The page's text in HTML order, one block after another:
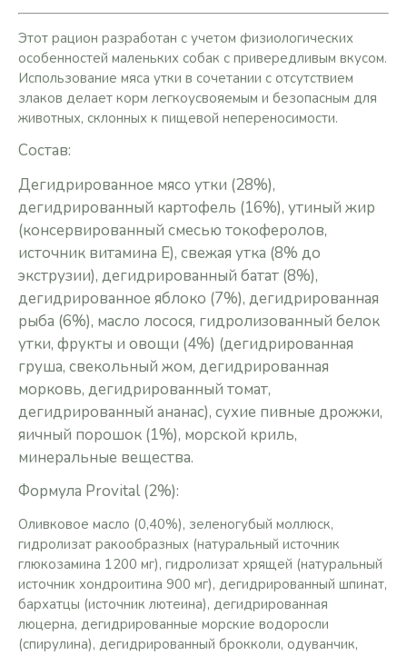
Этот рацион разработан с учетом физиологических
особенностей маленьких собак с привередливым вкусом.
Использование мяса утки в сочетании с отсутствием
злаков делает корм легкоусвояемым и безопасным для
животных, склонных к пищевой непереносимости.
Состав:
Дегидрированное мясо утки (28%),
дегидрированный картофель (16%), утиный жир
(консервированный смесью токоферолов,
источник витамина E), свежая утка (8% до
экструзии), дегидрированный батат (8%),
дегидрированное яблоко (7%), дегидрированная
рыба (6%), масло лосося, гидролизованный белок
утки, фрукты и овощи (4%) (дегидрированная
груша, свекольный жом, дегидрированная
морковь, дегидрированный томат,
дегидрированный ананас), сухие пивные дрожжи,
яичный порошок (1%), морской криль,
минеральные вещества.
Формула Provital (2%):
Оливковое масло (0,40%), зеленогубый моллюск,
гидролизат ракообразных (натуральный источник
глюкозамина 1200 мг), гидролизат хрящей (натуральный
источник хондроитина 900 мг), дегидрированный шпинат,
бархатцы (источник лютеина), дегидрированная
люцерна, дегидрированные морские водоросли
(спирулина), дегидрированный брокколи, одуванчик,